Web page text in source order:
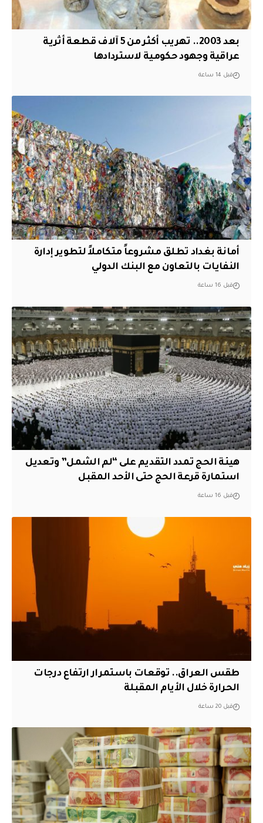
بعد 2003.. تهريب أكثر من 5 آلاف قطعة أثرية
عراقية وجهود حكومية لاستردادها
قبل 14 ساعة
أمانة بغداد تطلق مشروعاً متكاملاً لتطوير إدارة
النفايات بالتعاون مع البنك الدولي
قبل 16 ساعة
هيئة الحج تمدد التقديم على “لم الشمل” وتعديل
استمارة قرعة الحج حتى الأحد المقبل
قبل 16 ساعة
طقس العراق.. توقعات باستمرار ارتفاع درجات
الحرارة خلال الأيام المقبلة
قبل 20 ساعة